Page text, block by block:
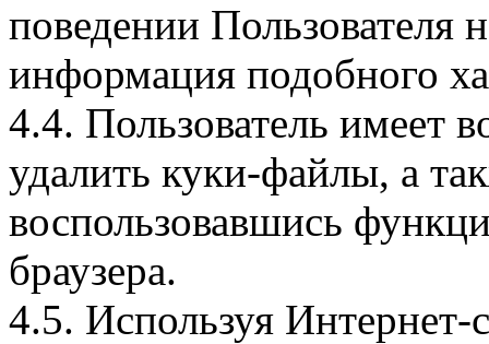
поведении Пользователя
информация подобного
4.4. Пользователь имеет
удалить куки-файлы, а
воспользовавшись
браузера.
4.5. Используя Интернет-